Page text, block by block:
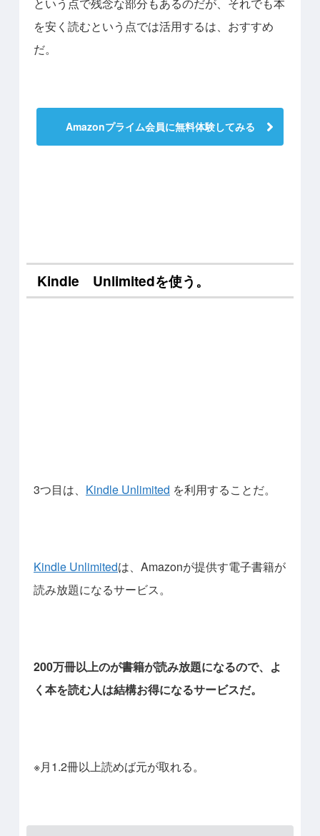
を安く読むという点では活用するは、おすすめ
だ。
Amazonプライム会員に無料体験してみる
Kindle Unlimitedを使う。
3つ目は、 Kindle Unlimited を利用することだ。
Kindle Unlimitedは、Amazonが提供す電子書籍が
読み放題になるサービス。
200万冊以上のが書籍が読み放題になるので、よ
く本を読む人は結構お得になるサービスだ。
※月1.2冊以上読めば元が取れる。